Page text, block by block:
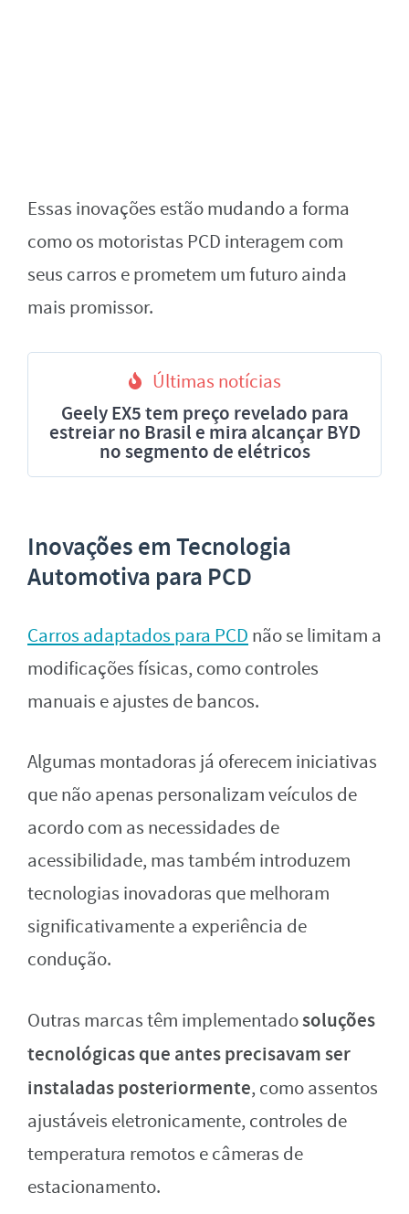
Essas inovações estão mudando a forma
como os motoristas PCD interagem com
seus carros e prometem um futuro ainda
mais promissor.
Últimas notícias
Geely EX5 tem preço revelado para
estreiar no Brasil e mira alcançar BYD
no segmento de elétricos
Inovações em Tecnologia
Automotiva para PCD
Carros adaptados para PCD não se limitam a
modificações físicas, como controles
manuais e ajustes de bancos.
Algumas montadoras já oferecem iniciativas
que não apenas personalizam veículos de
acordo com as necessidades de
acessibilidade, mas também introduzem
tecnologias inovadoras que melhoram
significativamente a experiência de
condução.
Outras marcas têm implementadosoluções
tecnológicas que antes precisavam ser
instaladas posteriormente, como assentos
ajustáveis eletronicamente, controles de
temperatura remotos e câmeras de
estacionamento.